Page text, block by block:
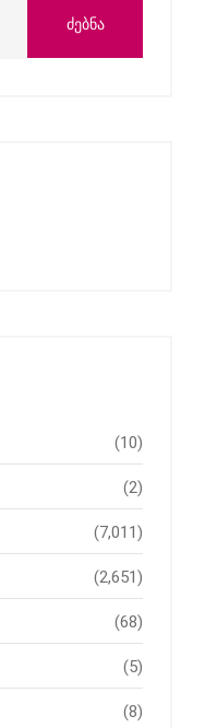
(10)
(2)
(7,011)
(2,651)
(68)
(5)
(8)